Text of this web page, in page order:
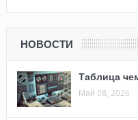
НОВОСТИ
Таблица
Май 08, 2026